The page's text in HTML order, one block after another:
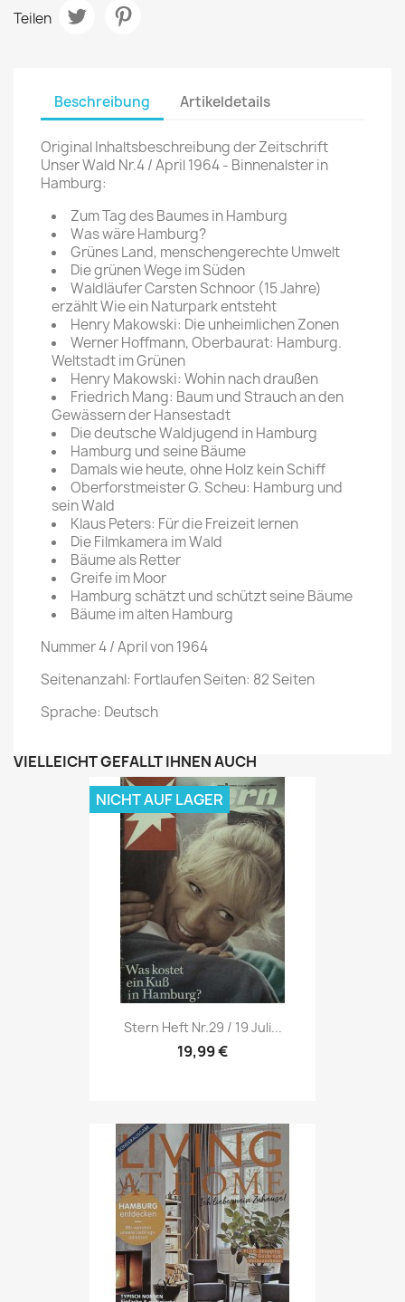
Teilen
Beschreibung Artikeldetails
Original Inhaltsbeschreibung der Zeitschrift
Unser Wald Nr.4 / April 1964 - Binnenalster in
Hamburg:
Zum Tag des Baumes in Hamburg
Was wäre Hamburg?
Grünes Land, menschengerechte Umwelt
Die grünen Wege im Süden
Waldläufer Carsten Schnoor (15 Jahre)
erzählt Wie ein Naturpark entsteht
Henry Makowski: Die unheimlichen Zonen
Werner Hoffmann, Oberbaurat: Hamburg.
Weltstadt im Grünen
Henry Makowski: Wohin nach draußen
Friedrich Mang: Baum und Strauch an den
Gewässern der Hansestadt
Die deutsche Waldjugend in Hamburg
Hamburg und seine Bäume
Damals wie heute, ohne Holz kein Schiff
Oberforstmeister G. Scheu: Hamburg und
sein Wald
Klaus Peters: Für die Freizeit lernen
Die Filmkamera im Wald
Bäume als Retter
Greife im Moor
Hamburg schätzt und schützt seine Bäume
Bäume im alten Hamburg
Nummer 4 / April von 1964
Seitenanzahl: Fortlaufen Seiten: 82 Seiten
Sprache: Deutsch
VIELLEICHT GEFÄLLT IHNEN AUCH
Vorschau
Stern Heft Nr.29 / 19 Juli...
19,99 €
NICHT AUF LAGER